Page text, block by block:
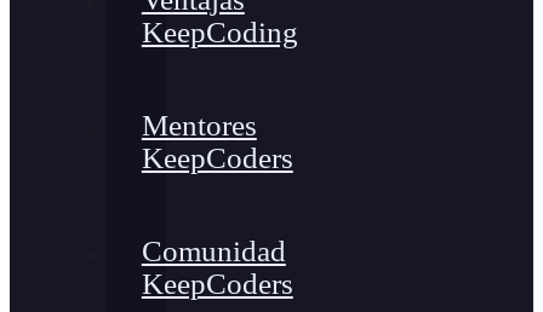
KeepCoding
Mentores
KeepCoders
Comunidad
KeepCoders